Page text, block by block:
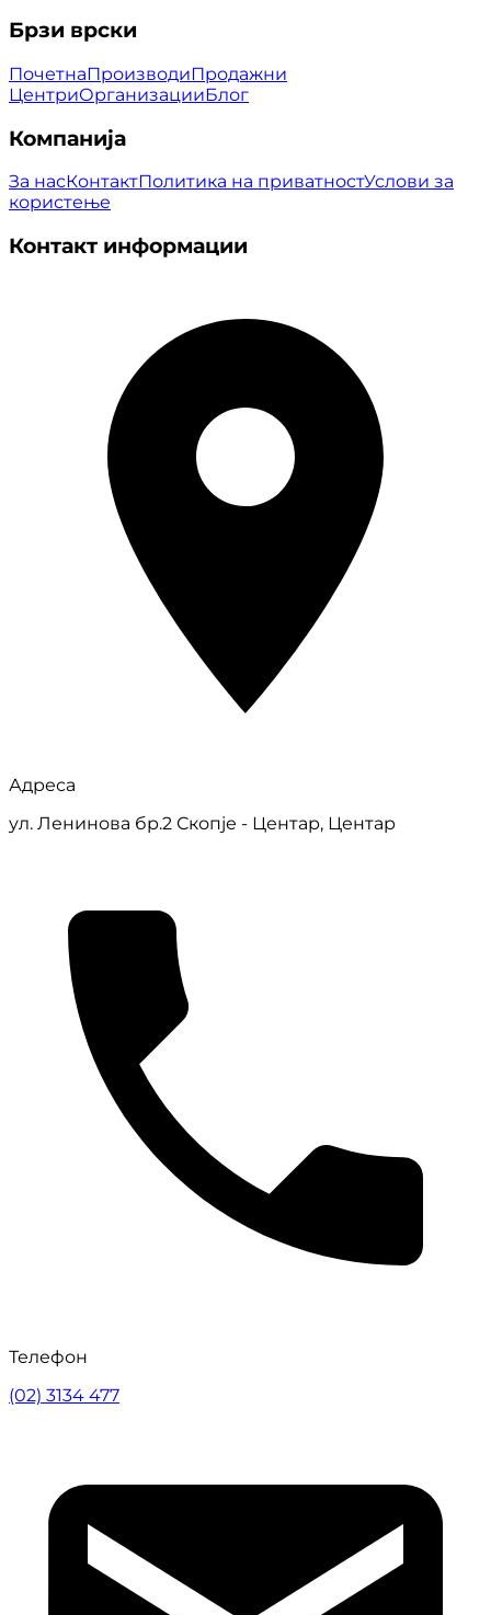
Брзи врски
ПочетнаПроизводиПродажни
ЦентриОрганизацииБлог
Компанија
За насКонтактПолитика на приватностУслови за
користење
Контакт информации
Адреса
ул. Ленинова бр.2 Скопје - Центар, Центар
Телефон
(02) 3134 477